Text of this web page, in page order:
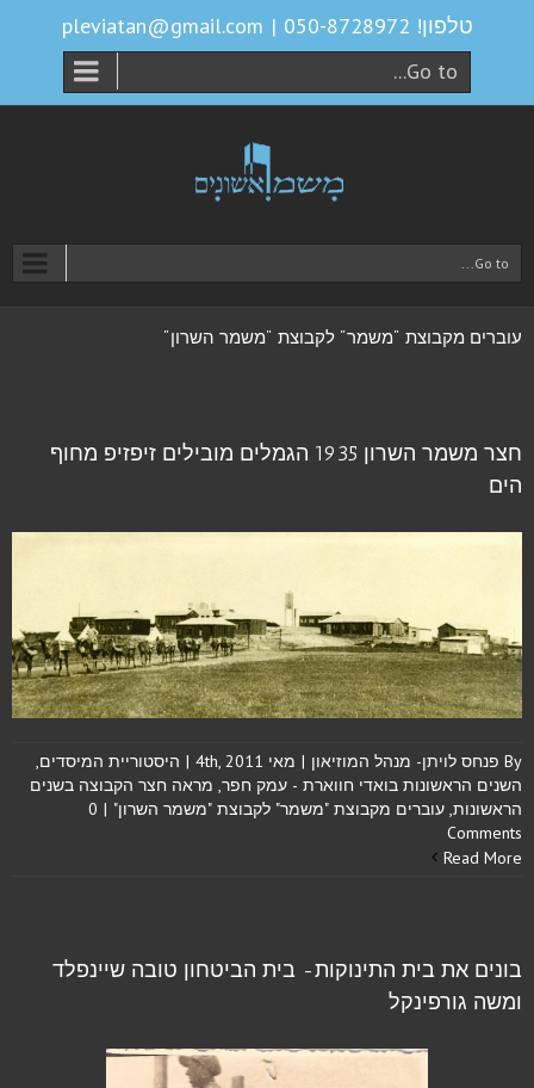
טלפון! 050-8728972 |
pleviatan@gmail.com
Go to...
Go to...
עוברים מקבוצת "משמר" לקבוצת "משמר השרון"
חצר משמר השרון 1935 הגמלים מובילים זיפזיפ מחוף
הים
By פנחס לויתן- מנהל המוזיאון | מאי 4th, 2011 | היסטוריית המיסדים,
השנים הראשונות בואדי חווארת - עמק חפר, מראה חצר הקבוצה בשנים
הראשונות, עוברים מקבוצת "משמר" לקבוצת "משמר השרון" |
0
Comments
Read More
בונים את בית התינוקות- בית הביטחון טובה שיינפלד
ומשה גורפינקל